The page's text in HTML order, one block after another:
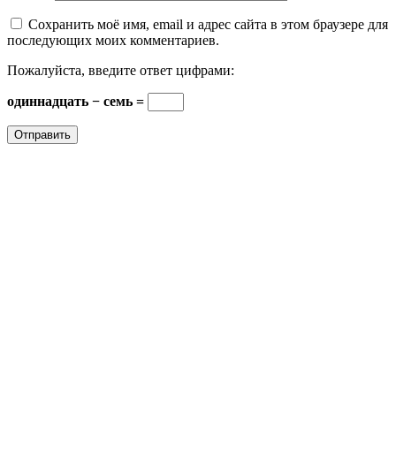
Сохранить моё имя, email и адрес сайта в этом браузере для
последующих моих комментариев.
Пожалуйста, введите ответ цифрами:
одиннадцать − семь =